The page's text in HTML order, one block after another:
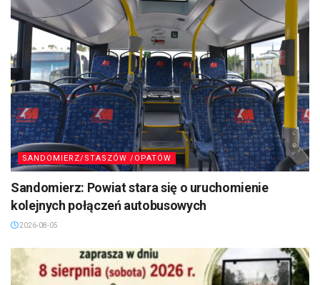
SANDOMIERZ/STASZÓW /OPATÓW
Sandomierz: Powiat stara się o uruchomienie
kolejnych połączeń autobusowych
2026-08-05